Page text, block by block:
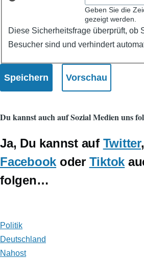
Geben Sie die
gezeigt werden.
Diese Sicherheitsfrage überprüft, ob
Besucher sind und verhindert
Du kannst auch auf Sozial Medien uns
Ja, Du kannst auf Twitter,
Facebook oder Tiktok
folgen…
Politik
Deutschland
Nahost